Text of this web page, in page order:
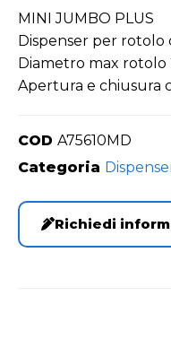
MINI JUMBO PLUS
Dispenser per rotolo
Diametro max rotolo
Apertura e chiusura
COD A75610MD
Categoria
Richiedi